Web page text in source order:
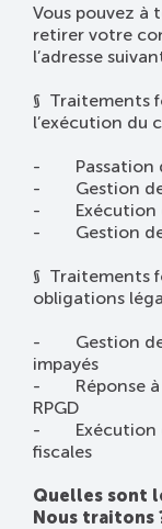
Vous pouvez à
retirer votre
l’adresse
§ Traitements
l’exécution du
- Passation
- Gestion de
- Exécution
- Gestion
§ Traitements
obligations
- Gestion des
impayés
- Réponse à
RPGD
- Exécution
fiscales
Quelles sont
Nous traitons